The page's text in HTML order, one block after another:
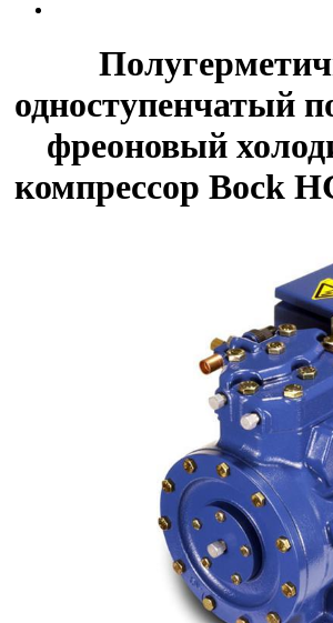
одноступенчатый
фреоновый
компрессор Bock